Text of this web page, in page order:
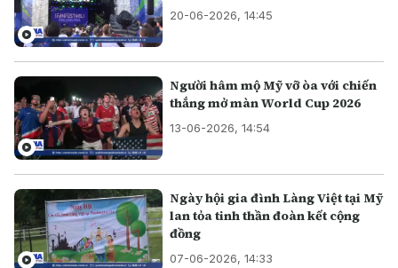
20-06-2026, 14:45
Người hâm mộ Mỹ vỡ òa với chiến
thắng mở màn World Cup 2026
13-06-2026, 14:54
Ngày hội gia đình Làng Việt tại Mỹ
lan tỏa tinh thần đoàn kết cộng
đồng
07-06-2026, 14:33